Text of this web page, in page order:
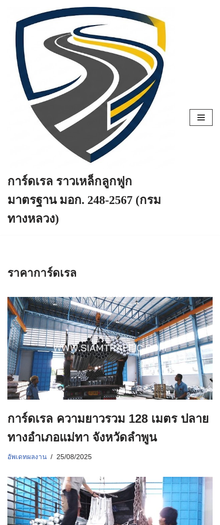
Skip
content
การ์ดเรล ราวเหล็กลูกฟูก
มาตรฐาน มอก. 248-2567 (กรม
ทางหลวง)
ราคาการ์ดเรล
การ์ดเรล ความยาวรวม 128 เมตร ปลาย
ทางอำเภอแม่ทา จังหวัดลำพูน
อัพเดทผลงาน 25/08/2025